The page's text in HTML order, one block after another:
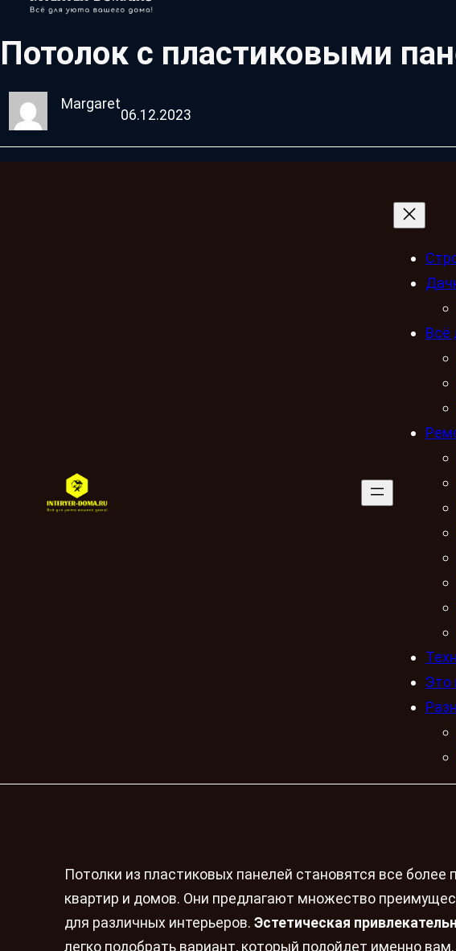
Потолок с пластиковыми
Margaret
06.12.2023
Всё
Это
Потолки из пластиковых панелей становятся все
квартир и домов. Они предлагают множество
для различных интерьеров. Эстетическая
легко подобрать вариант, который подойдет именно вам.